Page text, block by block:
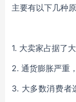
主要有以下几种原
1. 大卖家占据了
2. 通货膨胀严重
3. 大多数消费者